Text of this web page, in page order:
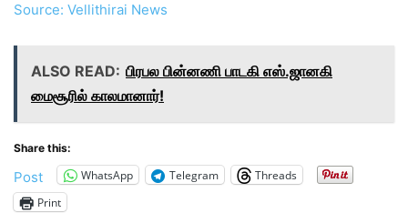
Source: Vellithirai News
ALSO READ: பிரபல பின்னணி பாடகி எஸ்.ஜானகி
மைசூரில் காலமானார்!
Share this:
Post WhatsApp Telegram
Threads
Print